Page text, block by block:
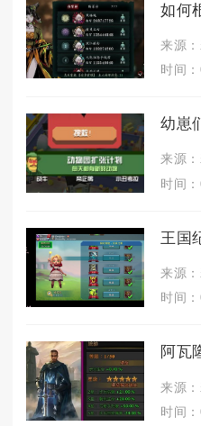
来源
时间
来源
时间
来源
时间
来源
时间